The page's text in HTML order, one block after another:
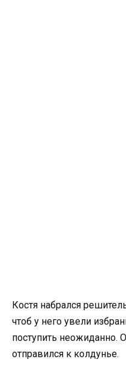
Костя набрался
чтоб у него увели
поступить неожиданно.
отправился к колдунье.